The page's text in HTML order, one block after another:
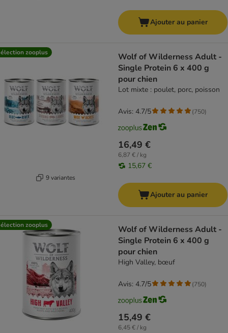
Ajouter au panier
zooplus
9 variantes
Wolf of Wilderness Adult -
Single Protein 6 x 400 g
pour chien
Lot mixte : poulet, porc, poisson
16,49 €
6,87 € / kg
15,67 €
Avis: 4.7/5 (750)
Ajouter au panier
zooplus
Wolf of Wilderness Adult -
Single Protein 6 x 400 g
pour chien
High Valley, bœuf
15,49 €
6,45 € / kg
Avis: 4.7/5 (750)